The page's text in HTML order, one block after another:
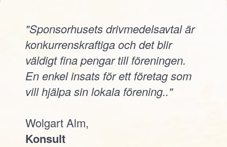
"Sponsorhusets drivmedelsavtal är
konkurrenskraftiga och det blir
väldigt fina pengar till föreningen.
En enkel insats för ett företag som
vill hjälpa sin lokala förening.."
Wolgart Alm,
Konsult